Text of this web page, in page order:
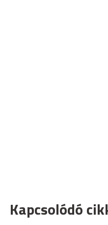
Kapcsolódó